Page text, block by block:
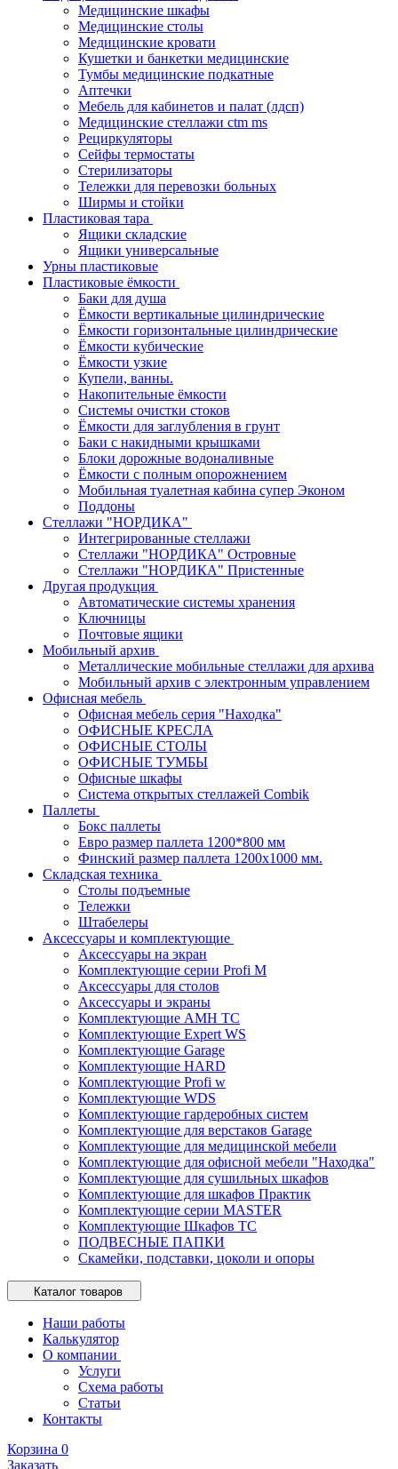
Медицинские шкафы
Медицинские столы
Медицинские кровати
Кушетки и банкетки медицинские
Тумбы медицинские подкатные
Аптечки
Мебель для кабинетов и палат (лдсп)
Медицинские стеллажи ctm ms
Рециркуляторы
Сейфы термостаты
Стерилизаторы
Тележки для перевозки больных
Ширмы и стойки
Пластиковая тара
Ящики складские
Ящики универсальные
Урны пластиковые
Пластиковые ёмкости
Баки для душа
Ёмкости вертикальные цилиндрические
Ёмкости горизонтальные цилиндрические
Ёмкости кубические
Ёмкости узкие
Купели, ванны.
Накопительные ёмкости
Системы очистки стоков
Ёмкости для заглубления в грунт
Баки с накидными крышками
Блоки дорожные водоналивные
Ёмкости с полным опорожнением
Мобильная туалетная кабина супер Эконом
Поддоны
Стеллажи "НОРДИКА"
Интегрированные стеллажи
Стеллажи "НОРДИКА" Островные
Стеллажи "НОРДИКА" Пристенные
Другая продукция
Автоматические системы хранения
Ключницы
Почтовые ящики
Мобильный архив
Металлические мобильные стеллажи для архива
Мобильный архив с электронным управлением
Офисная мебель
Офисная мебель серия "Находка"
ОФИСНЫЕ КРЕСЛА
ОФИСНЫЕ СТОЛЫ
ОФИСНЫЕ ТУМБЫ
Офисные шкафы
Система открытых стеллажей Combik
Паллеты
Бокс паллеты
Евро размер паллета 1200*800 мм
Финский размер паллета 1200х1000 мм.
Складская техника
Столы подъемные
Тележки
Штабелеры
Аксессуары и комплектующие
Аксессуары на экран
Комплектующие серии Profi M
Аксессуары для столов
Аксессуары и экраны
Комплектующие AMH TC
Комплектующие Expert WS
Комплектующие Garage
Комплектующие HARD
Комплектующие Profi w
Комплектующие WDS
Комплектующие гардеробных систем
Комплектующие для верстаков Garage
Комплектующие для медицинской мебели
Комплектующие для офисной мебели "Находка"
Комплектующие для сушильных шкафов
Комплектующие для шкафов Практик
Комплектующие серии MASTER
Комплектующие Шкафов ТС
ПОДВЕСНЫЕ ПАПКИ
Скамейки, подставки, цоколи и опоры
Каталог товаров
Наши работы
Калькулятор
О компании
Услуги
Схема работы
Статьи
Контакты
Корзина 0
Заказать